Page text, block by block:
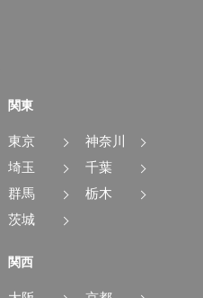
関東
東京
神奈川
埼玉
千葉
群馬
栃木
茨城
関西